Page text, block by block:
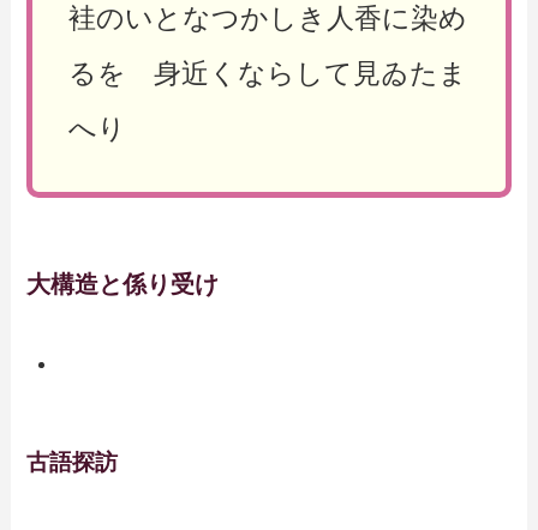
袿のいとなつかしき人香に染め
るを 身近くならして見ゐたま
へり
大構造と係り受け
古語探訪